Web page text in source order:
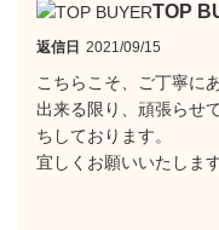
TOP
返信日 2021/09/15
こちらこそ、ご丁寧に
出来る限り、頑張らせ
ちしております。
宜しくお願いいたします